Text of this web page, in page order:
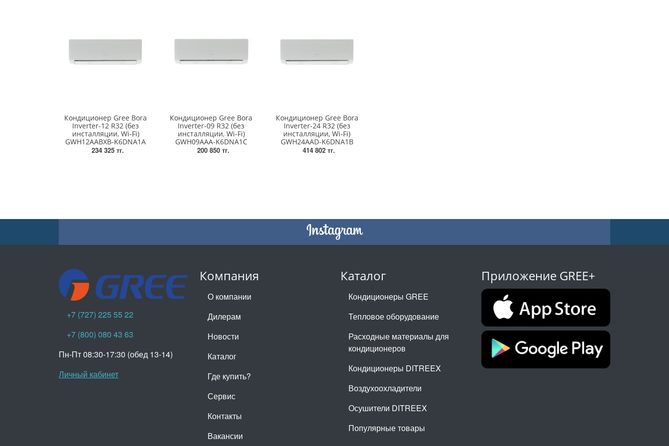
Кондиционер Gree Bora
Inverter-12 R32 (без
инсталляции, Wi-Fi)
GWH12AABXB-K6DNA1A
234 325 тг.
Кондиционер Gree Bora
Inverter-09 R32 (без
инсталляции, Wi-Fi)
GWH09AAA-K6DNA1C
200 850 тг.
Кондиционер Gree Bora
Inverter-24 R32 (без
инсталляции, Wi-Fi)
GWH24AAD-K6DNA1B
414 802 тг.
+7 (727) 225 55 22
+7 (800) 080 43 63
Пн-Пт 08:30-17:30 (обед 13-14)
Личный кабинет
Компания
О компании
Дилерам
Новости
Каталог
Где купить?
Сервис
Контакты
Вакансии
Каталог
Кондиционеры GREE
Тепловое оборудование
Расходные материалы для
кондиционеров
Кондиционеры DITREEX
Воздухоохладители
Осушители DITREEX
Популярные товары
Приложение GREE+